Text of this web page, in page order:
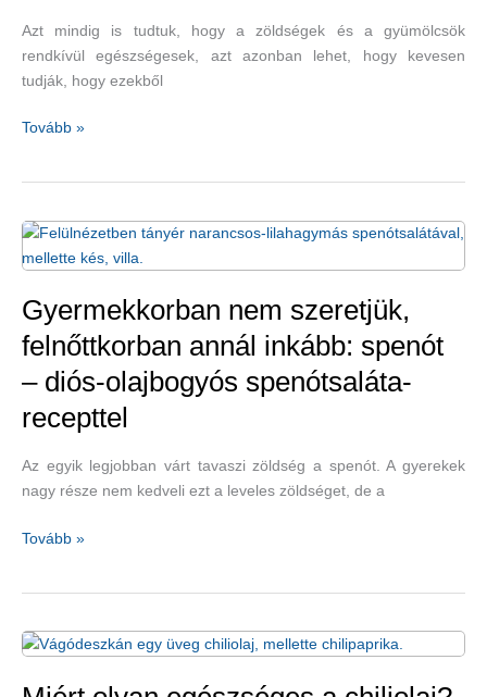
Azt mindig is tudtuk, hogy a zöldségek és a gyümölcsök
rendkívül egészségesek, azt azonban lehet, hogy kevesen
tudják, hogy ezekből
Szivárványétkezés
érdekében
Tovább »
Gyermekkorban nem szeretjük,
felnőttkorban annál inkább: spenót
– diós-olajbogyós spenótsaláta-
recepttel
Az egyik legjobban várt tavaszi zöldség a spenót. A gyerekek
nagy része nem kedveli ezt a leveles zöldséget, de a
Gyermekkorban
annál
spenót
Tovább »